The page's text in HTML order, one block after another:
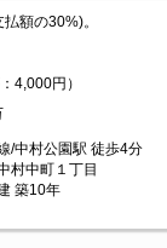
額の30%)。
4,000円）
/中村公園駅 徒歩4分
村中町１丁目
築10年